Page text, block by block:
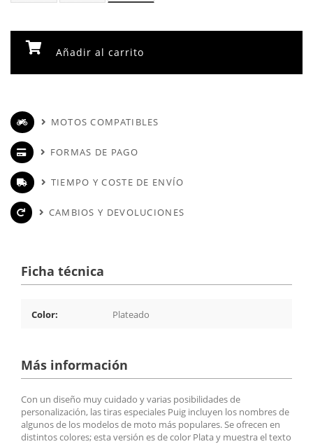
Añadir al carrito
MOTOS COMPATIBLES
FORMAS DE PAGO
TIEMPO Y COSTE DE ENVÍO
CAMBIOS Y DEVOLUCIONES
Ficha técnica
Color: Plateado
Más información
Con un diseño muy cuidado y varias posibilidades de
personalización, las tiras especiales Puig incluyen los nombres de
algunos de los modelos de moto más populares. Se ofrecen en
distintos colores; esta versión es de color Plata y muestra el texto